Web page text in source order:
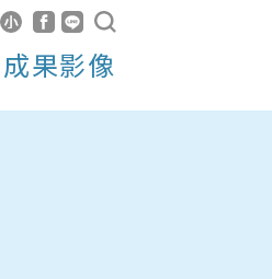
成果影像